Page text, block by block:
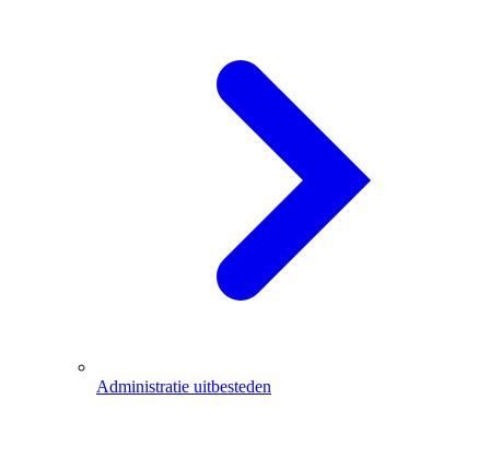
Administratie uitbesteden